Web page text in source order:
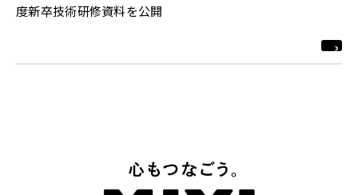
度新卒技術研修資料を公開